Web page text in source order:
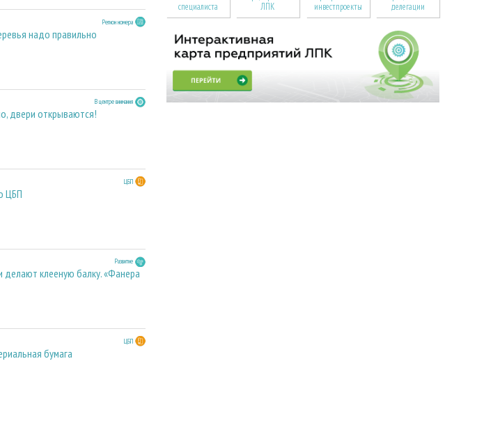
Регион номера
надо правильно
В центре внимания
двери открываются!
ЦБП
ЦБП
Развитие
делают клееную балку. «Фанера
ЦБП
бумага
специалиста
ЛПК
инвестпроекты
делегации